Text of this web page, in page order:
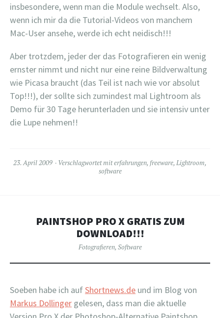
insbesondere, wenn man die Module wechselt. Also,
wenn ich mir da die Tutorial-Videos von manchem
Mac-User ansehe, werde ich echt neidisch!!!
Aber trotzdem, jeder der das Fotografieren ein wenig
ernster nimmt und nicht nur eine reine Bildverwaltung
wie Picasa braucht (das Teil ist nach wie vor absolut
Top!!!), der sollte sich zumindest mal Lightroom als
Demo für 30 Tage herunterladen und sie intensiv unter
die Lupe nehmen!!
23. April 2009 Verschlagwortet miterfahrungen, freeware, Lightroom,
software
PAINTSHOP PRO X GRATIS ZUM
DOWNLOAD!!!
Fotografieren, Software
Soeben habe ich aufShortnews.de und im Blog von
Markus Dollinger gelesen, dass man die aktuelle